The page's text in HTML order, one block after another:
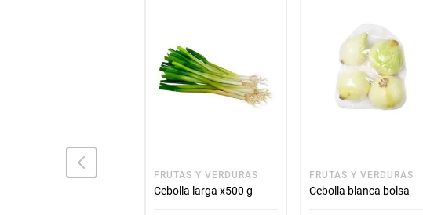
Y VERDURAS FRUTAS Y VERDURAS
Cebolla larga x500 g
FRUTAS Y VERDURAS
Cebolla blanca bolsa